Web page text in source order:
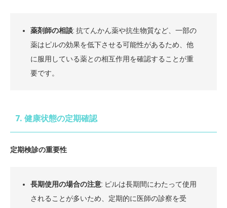
薬剤師の相談: 抗てんかん薬や抗生物質など、一部の
薬はピルの効果を低下させる可能性があるため、他
に服用している薬との相互作用を確認することが重
要です。
7. 健康状態の定期確認
定期検診の重要性
長期使用の場合の注意: ピルは長期間にわたって使用
されることが多いため、定期的に医師の診察を受